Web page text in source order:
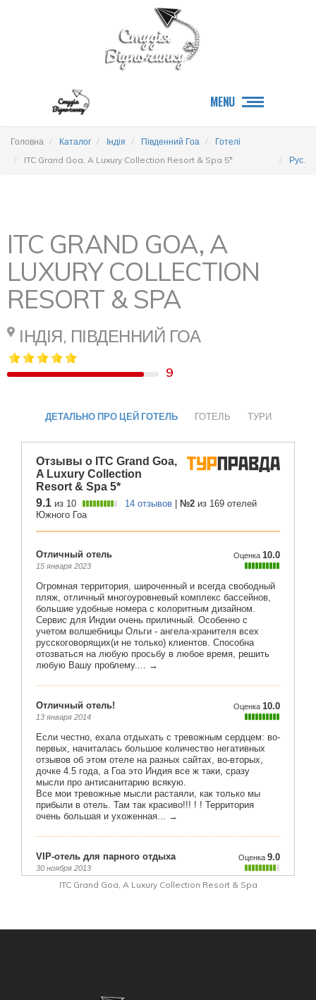
MENU
Головна Каталог Індія Південний Гоа
Готелі
ITC Grand Goa, A Luxury Collection Resort & Spa 5*
Рус.
ITC GRAND GOA, A
LUXURY COLLECTION
RESORT & SPA
ІНДІЯ, ПІВДЕННИЙ ГОА
9
ДЕТАЛЬНО ПРО ЦЕЙ ГОТЕЛЬ ГОТЕЛЬ ТУРИ
ITC Grand Goa, A Luxury Collection Resort & Spa